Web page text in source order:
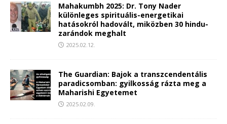
Mahakumbh 2025: Dr. Tony Nader
különleges spirituális-energetikai
hatásokról hadovált, miközben 30 hindu-
zarándok meghalt
2025.02.12.
The Guardian: Bajok a transzcendentális
paradicsomban: gyilkosság rázta meg a
Maharishi Egyetemet
2025.02.09.